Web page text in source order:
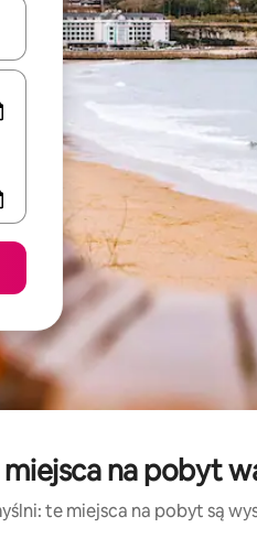
nich za pomocą klawiszy
na pobyt
te miejsca na pobyt są